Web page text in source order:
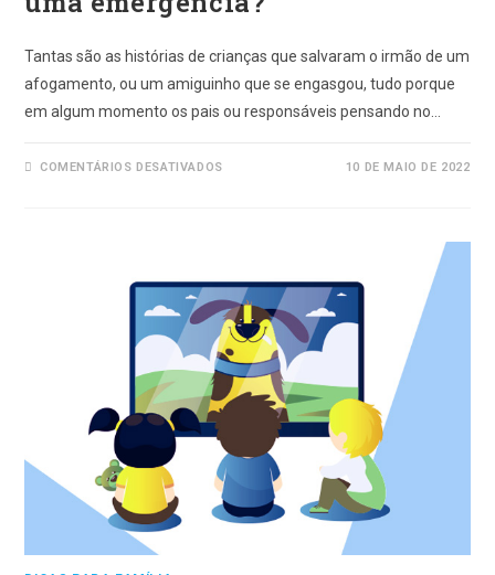
Tantas são as histórias de crianças que salvaram o irmão de um
afogamento, ou um amiguinho que se engasgou, tudo porque
em algum momento os pais ou responsáveis pensando no…
COMENTÁRIOS DESATIVADOSEM
UMA
EMERGÊNCIA?
10 DE MAIO DE 2022